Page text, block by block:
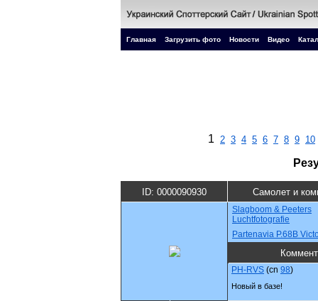
Главная Загрузить фото Новости Видео
1 2 3 4 5 6 7 8 9 10
ID: 0000090930 Самолет и
Slagboom & Peeters
Luchtfotografie
Partenavia P.68B
PH-RVS (cn 98)
Новый в базе!